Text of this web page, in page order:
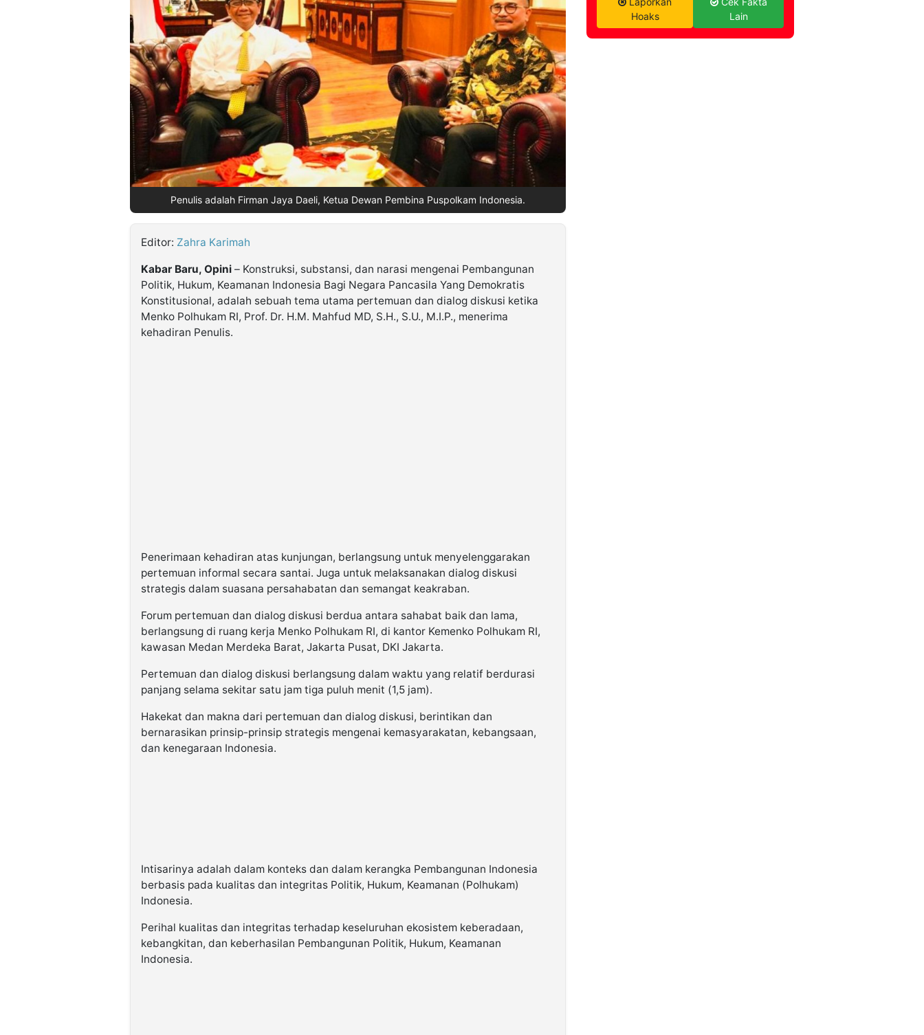
Penulis adalah Firman Jaya Daeli, Ketua Dewan Pembina Puspolkam Indonesia.
Editor: Zahra Karimah
Kabar Baru, Opini – Konstruksi, substansi, dan narasi mengenai Pembangunan
Politik, Hukum, Keamanan Indonesia Bagi Negara Pancasila Yang Demokratis
Konstitusional, adalah sebuah tema utama pertemuan dan dialog diskusi ketika
Menko Polhukam RI, Prof. Dr. H.M. Mahfud MD, S.H., S.U., M.I.P., menerima
kehadiran Penulis.
Penerimaan kehadiran atas kunjungan, berlangsung untuk menyelenggarakan
pertemuan informal secara santai. Juga untuk melaksanakan dialog diskusi
strategis dalam suasana persahabatan dan semangat keakraban.
Forum pertemuan dan dialog diskusi berdua antara sahabat baik dan lama,
berlangsung di ruang kerja Menko Polhukam RI, di kantor Kemenko Polhukam RI,
kawasan Medan Merdeka Barat, Jakarta Pusat, DKI Jakarta.
Pertemuan dan dialog diskusi berlangsung dalam waktu yang relatif berdurasi
panjang selama sekitar satu jam tiga puluh menit (1,5 jam).
Hakekat dan makna dari pertemuan dan dialog diskusi, berintikan dan
bernarasikan prinsip-prinsip strategis mengenai kemasyarakatan, kebangsaan,
dan kenegaraan Indonesia.
Intisarinya adalah dalam konteks dan dalam kerangka Pembangunan Indonesia
berbasis pada kualitas dan integritas Politik, Hukum, Keamanan (Polhukam)
Indonesia.
Perihal kualitas dan integritas terhadap keseluruhan ekosistem keberadaan,
kebangkitan, dan keberhasilan Pembangunan Politik, Hukum, Keamanan
Indonesia.
Hoaks
Lain